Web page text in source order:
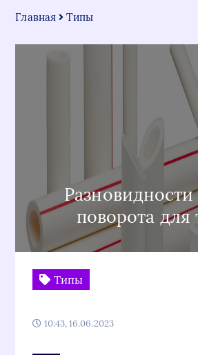
Главная Типы
Разновидности
поворота для
Типы
10:43, 16.06.2023